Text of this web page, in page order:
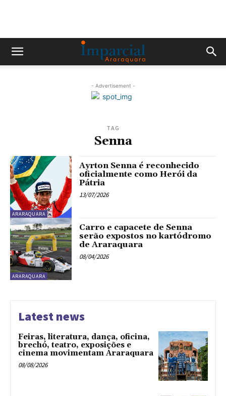
- Advertisement -
TAG
Senna
ARARAQUARA
Ayrton Senna é reconhecido
oficialmente como Herói da
Pátria
13/07/2026
ARARAQUARA
Carro e capacete de Senna
serão expostos no kartódromo
de Araraquara
08/04/2026
Latest news
Feiras, literatura, dança, oficina,
brechó, teatro, exposições e
cinema movimentam Araraquara
08/08/2026